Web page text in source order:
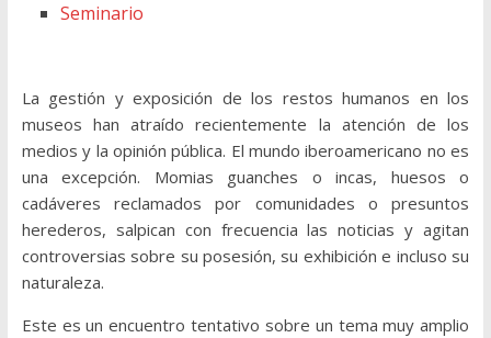
Seminario
La gestión y exposición de los restos humanos en los
museos han atraído recientemente la atención de los
medios y la opinión pública. El mundo iberoamericano no es
una excepción. Momias guanches o incas, huesos o
cadáveres reclamados por comunidades o presuntos
herederos, salpican con frecuencia las noticias y agitan
controversias sobre su posesión, su exhibición e incluso su
naturaleza.
Este es un encuentro tentativo sobre un tema muy amplio